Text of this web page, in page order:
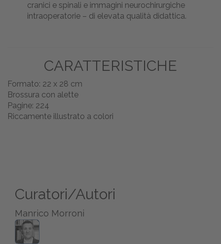
cranici e spinali e immagini neurochirurgiche
intraoperatorie – di elevata qualità didattica.
CARATTERISTICHE
Formato: 22 x 28 cm
Brossura con alette
Pagine: 224
Riccamente illustrato a colori
Curatori/Autori
Manrico Morroni